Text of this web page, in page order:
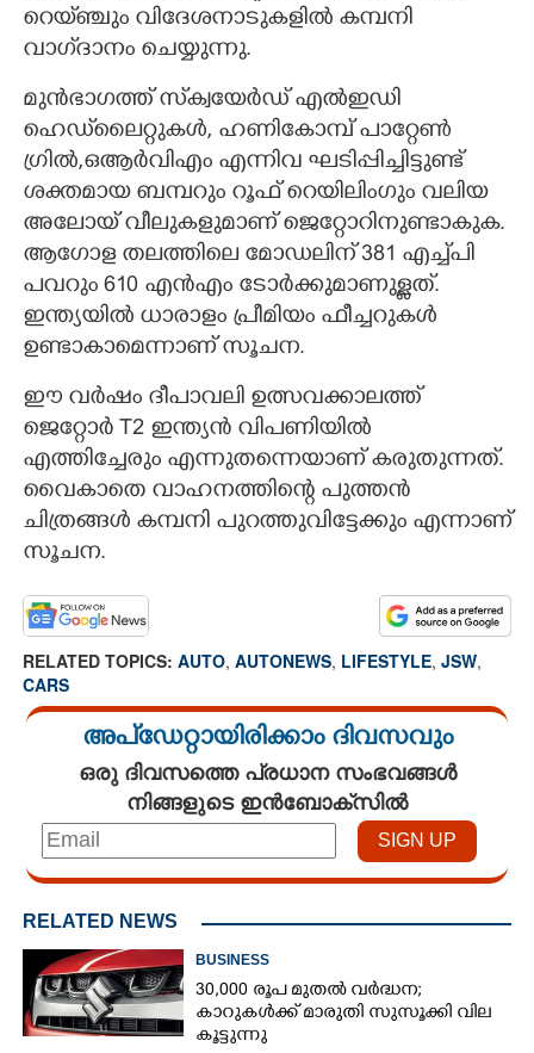
റെയ്‌ഞ്ചും വിദേശ‌നാടുകളിൽ കമ്പനി
വാഗ്‌ദാനം ചെയ്യുന്നു.
മുൻഭാഗത്ത് സ്‌ക്വയേർഡ് എൽഇ‌ഡി
ഹെ‌ഡ്‌ലൈറ്റുകൾ, ഹണി‌കോമ്പ് പാറ്റേൺ
ഗ്രിൽ,ഒ‌ആർവിഎം എന്നിവ ഘടിപ്പിച്ചിട്ടുണ്ട്
ശക്തമായ ബമ്പറും റൂഫ് റെയിലിംഗും വലിയ
അലോയ്‌ വീലുകളുമാണ് ജെറ്റോറിനുണ്ടാകുക.
ആഗോള തലത്തിലെ മോഡലിന് 381 എച്ച്‌പി
പവറും 610 എൻഎം ടോർക്കുമാണുള്ളത്.
ഇന്ത്യയിൽ ധാരാളം പ്രീമിയം ഫീച്ചറുകൾ
ഉണ്ടാകാമെന്നാണ് സൂചന.
ഈ വർഷം ദീപാവലി ഉത്സവക്കാലത്ത്
ജെറ്റോർ T2 ഇന്ത്യൻ വിപണിയിൽ
എത്തിച്ചേരും എന്നുതന്നെയാണ് കരുതുന്നത്.
വൈകാതെ വാഹനത്തിന്റെ പുത്തൻ
ചിത്രങ്ങൾ കമ്പനി പുറത്തുവിട്ടേക്കും എന്നാണ്
സൂചന.
RELATED TOPICS: AUTO, AUTONEWS, LIFESTYLE, JSW,
CARS
അപ്ഡേറ്റായിരിക്കാം ദിവസവും
ഒരു ദിവസത്തെ പ്രധാന സംഭവങ്ങൾ
നിങ്ങളുടെ ഇൻബോക്സിൽ
RELATED NEWS
BUSINESS
30,000 രൂപ മുതല്‍ വര്‍ദ്ധന;
കാറുകള്‍ക്ക് മാരുതി സുസൂക്കി വില
കൂട്ടുന്നു